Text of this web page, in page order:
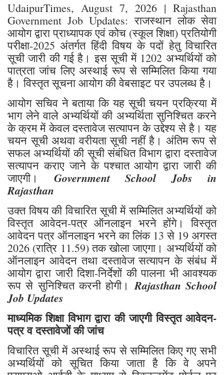
UdaipurTimes, August 7, 2026 | Rajasthan
Government Job Updates: राजस्थान लोक सेवा
आयोग द्वारा प्राध्यापक एवं कोच (स्कूल शिक्षा) प्रतियोगी
परीक्षा-2025 अंतर्गत हिंदी विषय के पदों हेतु विचारित
सूची जारी की गई है। इस सूची में 1202 अभ्यर्थियों को
पात्रता जांच लिए अस्थाई रूप से सम्मिलित किया गया
है। विस्तृत सूचना आयोग की वेबसाइट पर उपलब्ध है।
आयोग सचिव ने बताया कि यह सूची चयन प्रक्रिया में
भाग लेने वाले अभ्यर्थियों की अभ्यर्थिता सुनिश्चित करने
के क्रम में केवल दस्तावेज सत्यापन के उद्देश्य से है। यह
चयन सूची अथवा वरीयता सूची नहीं है। अंतिम रूप से
सफल अभ्यर्थियों की सूची संबंधित विभाग द्वारा दस्तावेज
सत्यापन कराए जाने के पश्चात आयोग द्वारा जारी की
जाएगी। Government School Jobs in
Rajasthan
उक्त विषय की विचारित सूची में सम्मिलित अभ्यर्थियों को
विस्तृत आवेदन-पत्र ऑनलाइन भरने होंगे। विस्तृत
आवेदन पत्र ऑनलाइन भरने का लिंक 13 से 19 अगस्त
2026 (रात्रि 11.59) तक खोला जाएगा। अभ्यर्थियों को
ऑनलाइन आवेदन तथा दस्तावेज सत्यापन के संबंध में
आयोग द्वारा जारी दिशा-निर्देशों की पालना भी आवश्यक
रूप से सुनिश्चित करनी होगी।Rajasthan School
Job Updates
माध्यमिक शिक्षा विभाग द्वारा की जाएगी विस्तृत आवेदन-
पत्र व दस्तावेजों की जांच
विचारित सूची में अस्थाई रूप से सम्मिलित किए गए सभी
अभ्यर्थियों को सूचित किया जाता है कि वे अपने